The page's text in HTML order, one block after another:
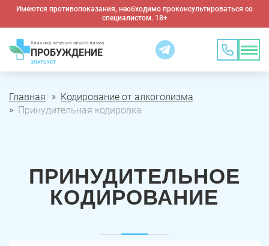
Имеются противопоказания, необходимо проконсультироваться со
специалистом. 18+
Клиника лечения алкоголизма
ПРОБУЖДЕНИЕ
ЗЛАТОУСТ
Главная
Кодирование от алкоголизма
Принудительная кодировка
ПРИНУДИТЕЛЬНОЕ
КОДИРОВАНИЕ